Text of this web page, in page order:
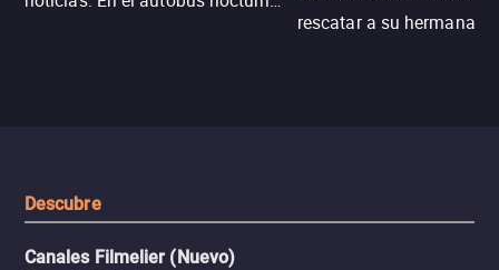
rescatar a su hermana
Descubre
Canales Filmelier (Nuevo)